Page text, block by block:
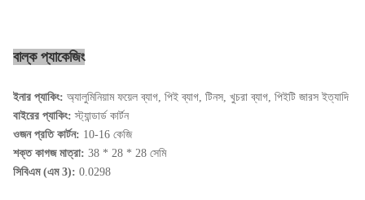
বাল্ক প্যাকেজিং
ইনার প্যাকিং: অ্যালুমিনিয়াম ফয়েল ব্যাগ, পিই ব্যাগ, টিনস, খুচরা ব্যাগ, পিইটি জারস ইত্যাদি
বাইরের প্যাকিং: স্ট্যান্ডার্ড কার্টন
ওজন প্রতি কার্টন: 10-16 কেজি
শক্ত কাগজ মাত্রা: 38 * 28 * 28 সেমি
সিবিএম (এম 3): 0.0298